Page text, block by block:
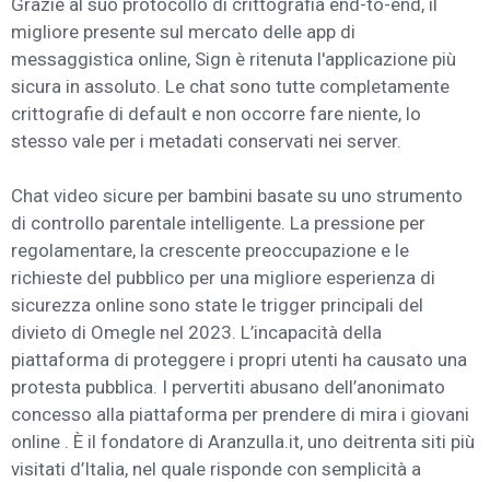
migliore presente sul mercato delle app di
messaggistica online, Sign è ritenuta l'applicazione più
sicura in assoluto. Le chat sono tutte completamente
crittografie di default e non occorre fare niente, lo
stesso vale per i metadati conservati nei server.
Chat video sicure per bambini basate su uno strumento
di controllo parentale intelligente. La pressione per
regolamentare, la crescente preoccupazione e le
richieste del pubblico per una migliore esperienza di
sicurezza online sono state le trigger principali del
divieto di Omegle nel 2023. L’incapacità della
piattaforma di proteggere i propri utenti ha causato una
protesta pubblica. I pervertiti abusano dell’anonimato
concesso alla piattaforma per prendere di mira i giovani
online . È il fondatore di Aranzulla.it, uno deitrenta siti più
visitati d’Italia, nel quale risponde con semplicità a